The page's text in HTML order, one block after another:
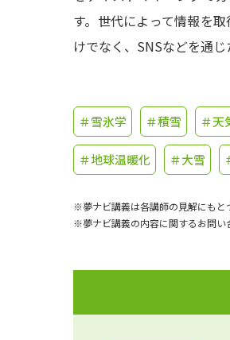
す。世代によって情報を
けでなく、SNSなどを通
＃雪氷学 ＃積雪 ＃天
＃地球温暖化 ＃大雪
※夢ナビ講義は各講師の見解にもと
※夢ナビ講義の内容に関するお問い